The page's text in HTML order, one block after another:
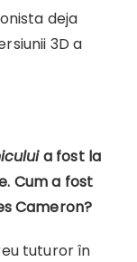
deja
3D a
a fost la
Cum a fost
Cameron?
tuturor în